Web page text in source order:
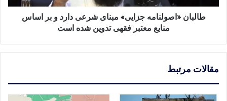
اساس
است
طالبان «اصولنامه جزایی» مبنای شرعی دارد و بر اساس
منابع معتبر فقهی تدوین شده است
مقالات مرتبط